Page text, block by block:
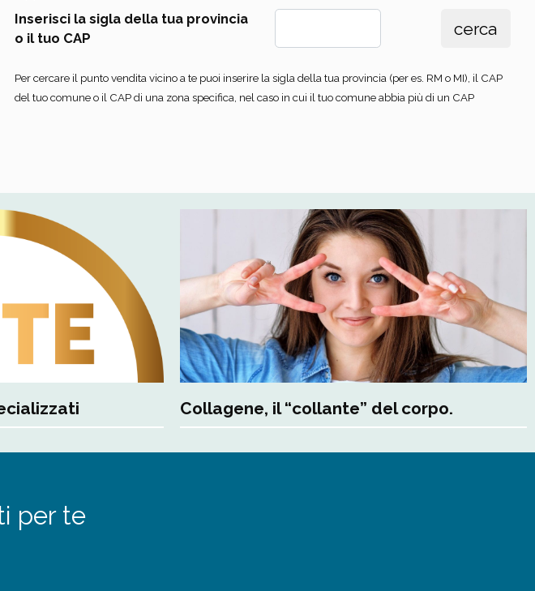
Inserisci la sigla della tua provincia
o il tuo CAP
Per cercare il punto vendita vicino a te puoi inserire la sigla della tua provincia (per es. RM o MI), il CAP
del tuo comune o il CAP di una zona specifica, nel caso in cui il tuo comune abbia più di un CAP
Collagene, il “collante” del corpo.
per te